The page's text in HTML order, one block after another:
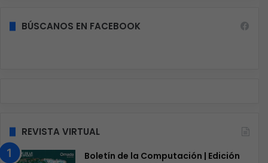
BÚSCANOS EN FACEBOOK
REVISTA VIRTUAL
Boletín de la Computación | Edición